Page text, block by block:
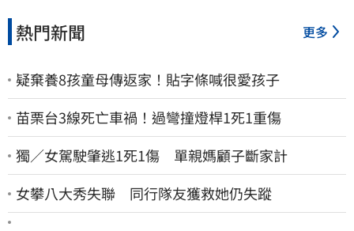
熱門新聞 更多
疑棄養8孩童母傳返家！貼字條喊很愛孩子
苗栗台3線死亡車禍！過彎撞燈桿1死1重傷
獨／女駕駛肇逃1死1傷 單親媽顧子斷家計
女攀八大秀失聯 同行隊友獲救她仍失蹤